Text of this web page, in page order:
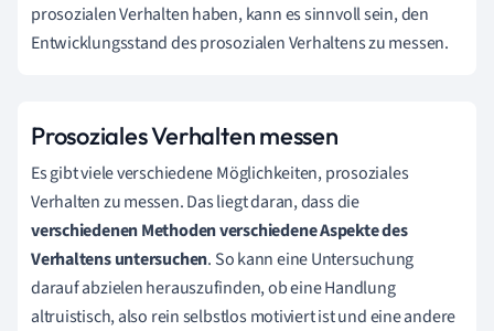
prosozialen Verhalten haben, kann es sinnvoll sein, den
Entwicklungsstand des prosozialen Verhaltens zu messen.
Prosoziales Verhalten messen
Es gibt viele verschiedene Möglichkeiten, prosoziales
Verhalten zu messen. Das liegt daran, dass die
verschiedenen Methoden verschiedene Aspekte des
Verhaltens untersuchen. So kann eine Untersuchung
darauf abzielen herauszufinden, ob eine Handlung
altruistisch, also rein selbstlos motiviert ist und eine andere